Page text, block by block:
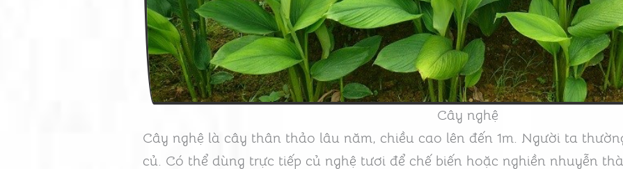
Cây nghệ
Cây nghệ là cây thân thảo lâu năm, chiều cao lên đến 1m. Người ta
củ. Có thể dùng trực tiếp củ nghệ tươi để chế biến hoặc nghiền nhuyễn